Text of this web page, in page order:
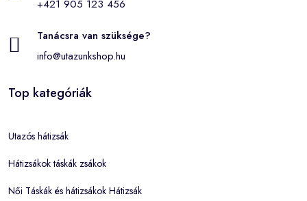
+421 905 123 456
Tanácsra van szüksége?
info@utazunkshop.hu
Top kategóriák
Utazós hátizsák
Hátizsákok táskák zsákok
Női Táskák és hátizsákok Hátizsák